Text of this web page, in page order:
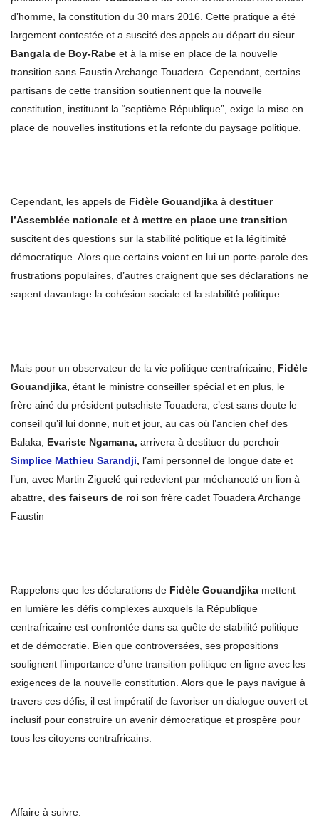
d’homme, la constitution du 30 mars 2016. Cette pratique a été
largement contestée et a suscité des appels au départ du sieur
Bangala de Boy-Rabe et à la mise en place de la nouvelle
transition sans Faustin Archange Touadera. Cependant, certains
partisans de cette transition soutiennent que la nouvelle
constitution, instituant la “septième République”, exige la mise en
place de nouvelles institutions et la refonte du paysage politique.
Cependant, les appels de Fidèle Gouandjika à destituer
l’Assemblée nationale et à mettre en place une transition
suscitent des questions sur la stabilité politique et la légitimité
démocratique. Alors que certains voient en lui un porte-parole des
frustrations populaires, d’autres craignent que ses déclarations ne
sapent davantage la cohésion sociale et la stabilité politique.
Mais pour un observateur de la vie politique centrafricaine, Fidèle
Gouandjika, étant le ministre conseiller spécial et en plus, le
frère ainé du président putschiste Touadera, c’est sans doute le
conseil qu’il lui donne, nuit et jour, au cas où l’ancien chef des
Balaka, Evariste Ngamana, arrivera à destituer du perchoir
Simplice Mathieu Sarandji, l’ami personnel de longue date et
l’un, avec Martin Ziguelé qui redevient par méchanceté un lion à
abattre, des faiseurs de roi son frère cadet Touadera Archange
Faustin
Rappelons que les déclarations de Fidèle Gouandjika mettent
en lumière les défis complexes auxquels la République
centrafricaine est confrontée dans sa quête de stabilité politique
et de démocratie. Bien que controversées, ses propositions
soulignent l’importance d’une transition politique en ligne avec les
exigences de la nouvelle constitution. Alors que le pays navigue à
travers ces défis, il est impératif de favoriser un dialogue ouvert et
inclusif pour construire un avenir démocratique et prospère pour
tous les citoyens centrafricains.
Affaire à suivre.